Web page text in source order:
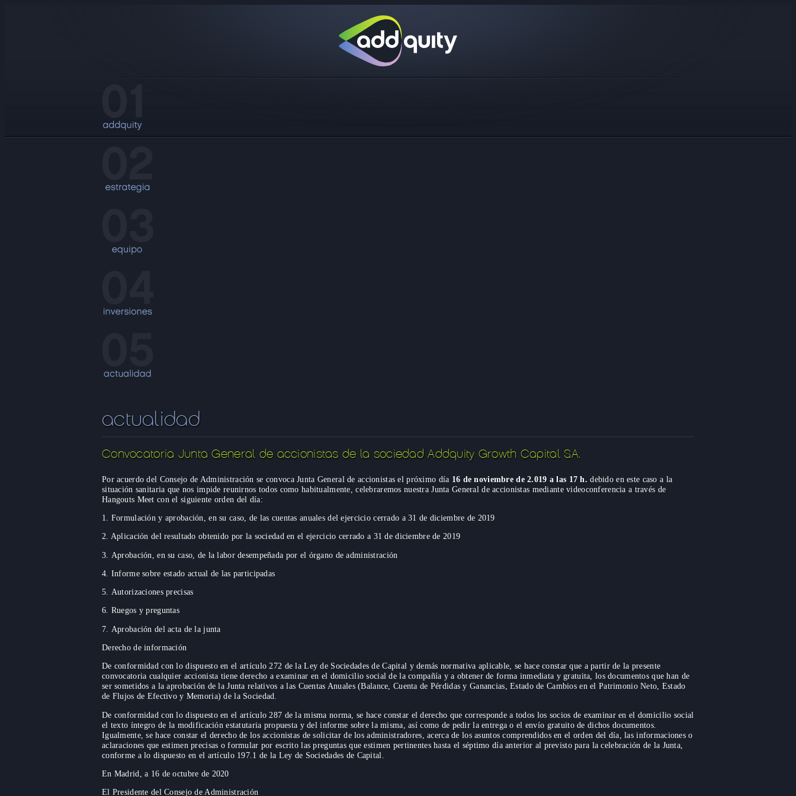
actualidad
Convocatoria Junta General de accionistas de la sociedad Addquity Growth Capital S.A.
Por acuerdo del Consejo de Administración se convoca Junta General de accionistas el próximo día 16 de noviembre de 2.019 a las 17 h.debido en este caso a la
situación sanitaria que nos impide reunirnos todos como habitualmente, celebraremos nuestra Junta General de accionistas mediante videoconferencia a través de
Hangouts Meet con el siguiente orden del día:
1. Formulación y aprobación, en su caso, de las cuentas anuales del ejercicio cerrado a 31 de diciembre de 2019
2. Aplicación del resultado obtenido por la sociedad en el ejercicio cerrado a 31 de diciembre de 2019
3. Aprobación, en su caso, de la labor desempeñada por el órgano de administración
4. Informe sobre estado actual de las participadas
5. Autorizaciones precisas
6. Ruegos y preguntas
7. Aprobación del acta de la junta
Derecho de información
De conformidad con lo dispuesto en el artículo 272 de la Ley de Sociedades de Capital y demás normativa aplicable, se hace constar que a partir de la presente
convocatoria cualquier accionista tiene derecho a examinar en el domicilio social de la compañía y a obtener de forma inmediata y gratuita, los documentos que han de
ser sometidos a la aprobación de la Junta relativos a las Cuentas Anuales (Balance, Cuenta de Pérdidas y Ganancias, Estado de Cambios en el Patrimonio Neto, Estado
de Flujos de Efectivo y Memoria) de la Sociedad.
De conformidad con lo dispuesto en el artículo 287 de la misma norma, se hace constar el derecho que corresponde a todos los socios de examinar en el domicilio social
el texto íntegro de la modificación estatutaria propuesta y del informe sobre la misma, así como de pedir la entrega o el envío gratuito de dichos documentos.
Igualmente, se hace constar el derecho de los accionistas de solicitar de los administradores, acerca de los asuntos comprendidos en el orden del día, las informaciones o
aclaraciones que estimen precisas o formular por escrito las preguntas que estimen pertinentes hasta el séptimo día anterior al previsto para la celebración de la Junta,
conforme a lo dispuesto en el artículo 197.1 de la Ley de Sociedades de Capital.
En Madrid, a 16 de octubre de 2020
El Presidente del Consejo de Administración